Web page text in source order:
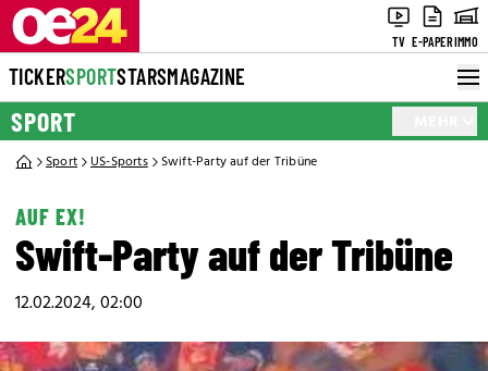
TV E-PAPERIMMO
TICKERSPORTSTARSMAGAZINE
SPORT
Sport US-Sports Swift-Party auf der Tribüne
AUF EX!
Swift-Party auf der Tribüne
12.02.2024, 02:00